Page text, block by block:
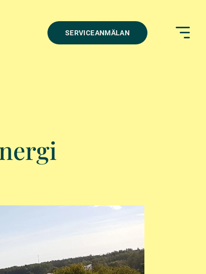
SERVICEANMÄLAN